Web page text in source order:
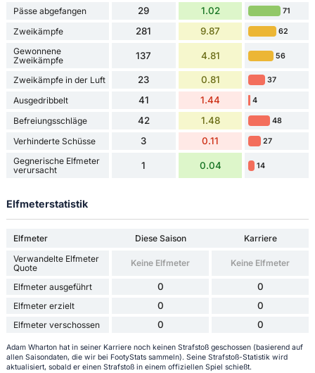
Pässe abgefangen 29 1.02 71
Zweikämpfe 281 9.87 62
Gewonnene
Zweikämpfe
137 4.81 56
Zweikämpfe in der Luft 23 0.81 37
Ausgedribbelt 41 1.44 4
Befreiungsschläge 42 1.48 48
Verhinderte Schüsse 3 0.11 27
Gegnerische Elfmeter
verursacht
1 0.04 14
Elfmeterstatistik
Elfmeter Diese Saison
Karriere
Verwandelte Elfmeter
Quote
Keine Elfmeter Keine Elfmeter
Elfmeter ausgeführt 0 0
Elfmeter erzielt 0 0
Elfmeter verschossen 0 0
Adam Wharton hat in seiner Karriere noch keinen Strafstoß geschossen (basierend auf
allen Saisondaten, die wir bei FootyStats sammeln). Seine Strafstoß-Statistik wird
aktualisiert, sobald er einen Strafstoß in einem offiziellen Spiel schießt.